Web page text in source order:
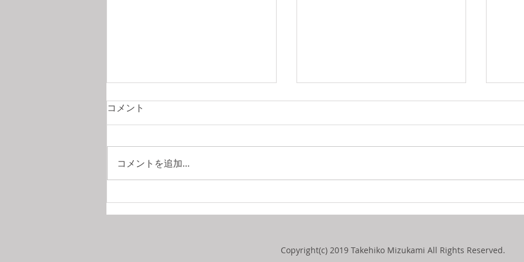
サステナビリティ、気候変動
ていました。今年紹介されていた
ものと、昨年紹介されていたもの
下4冊です。夏期休暇の読み物と
サステナビリティの専門家必
（加えて1冊は11月に邦訳出版予
みてはいかがでしょうか。 『こ
ッチー著（早川書房、2025年）
コ
（
な対
視し
コメント
コメントを追加…
Copyright(c) 2019 Takehiko Mizukami All Rights Reserved.